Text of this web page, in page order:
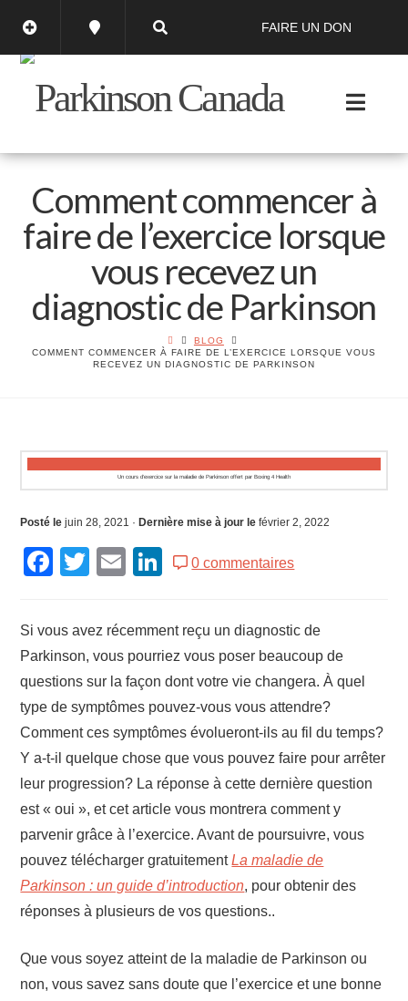
FAIRE UN DON
Comment commencer à
faire de l’exercice lorsque
vous recevez un
diagnostic de Parkinson
BLOG
COMMENT COMMENCER À FAIRE DE L’EXERCICE LORSQUE VOUS
RECEVEZ UN DIAGNOSTIC DE PARKINSON
Un cours d’exercice sur la maladie de Parkinson offert par Boxing 4 Health
Posté lejuin 28, 2021 · Dernière mise à jour lefévrier 2, 2022
Facebook
Twitter
EmailLinkedIn
0 commentaires
Si vous avez récemment reçu un diagnostic de
Parkinson, vous pourriez vous poser beaucoup de
questions sur la façon dont votre vie changera. À quel
type de symptômes pouvez-vous vous attendre?
Comment ces symptômes évolueront-ils au fil du temps?
Y a-t-il quelque chose que vous pouvez faire pour arrêter
leur progression? La réponse à cette dernière question
est « oui », et cet article vous montrera comment y
parvenir grâce à l’exercice. Avant de poursuivre, vous
pouvez télécharger gratuitementLa maladie de
Parkinson : un guide d’introduction, pour obtenir des
réponses à plusieurs de vos questions..
Que vous soyez atteint de la maladie de Parkinson ou
non, vous savez sans doute que l’exercice et une bonne